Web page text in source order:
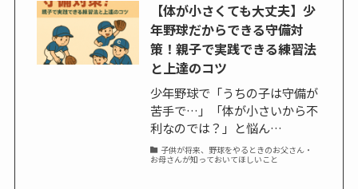
【体が小さくても大丈夫】少
年野球だからできる守備対
策！親子で実践できる練習法
と上達のコツ
少年野球で「うちの子は守備が
苦手で…」「体が小さいから不
利なのでは？」と悩ん…
子供が将来、野球をやるときのお父さん・
お母さんが知っておいてほしいこと